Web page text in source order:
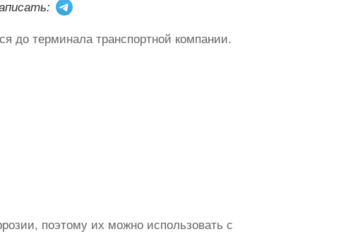
до терминала транспортной компании.
поэтому их можно использовать с